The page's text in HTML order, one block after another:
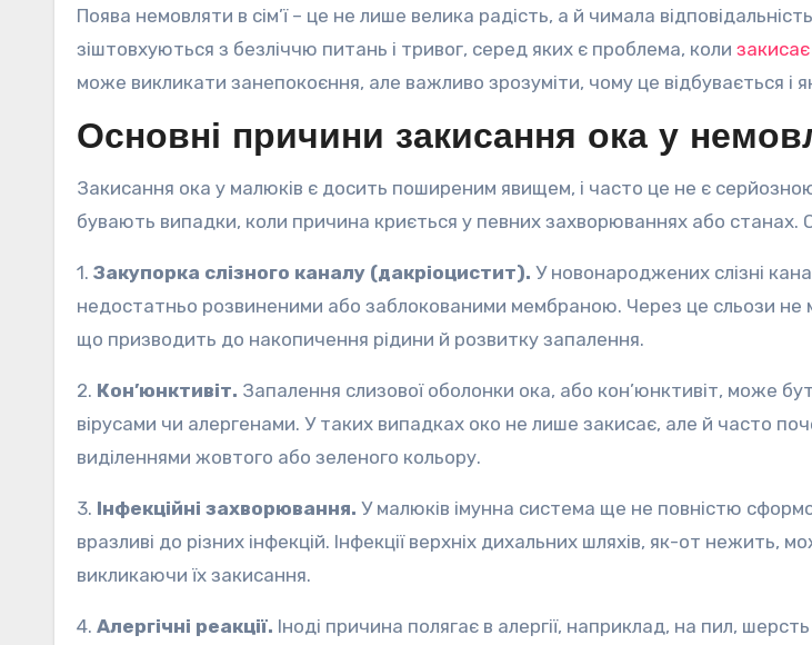
Поява немовляти в сім’ї – це не лише велика радість, а й чимала відповідальність. Молоді батьки
зіштовхуються з безліччю питань і тривог, серед яких є проблема, коли
може викликати занепокоєння, але важливо зрозуміти, чому це відбувається і
Основні причини закисання ока у
Закисання ока у малюків є досить поширеним явищем, і часто це не є
бувають випадки, коли причина криється у певних захворюваннях або станах.
1. Закупорка слізного каналу (дакріоцистит). У новонароджених слізні
недостатньо розвиненими або заблокованими мембраною. Через це сльози не
що призводить до накопичення рідини й розвитку запалення.
2. Кон’юнктивіт. Запалення слизової оболонки ока, або кон’юнктивіт, може
вірусами чи алергенами. У таких випадках око не лише закисає, але й часто
виділеннями жовтого або зеленого кольору.
3. Інфекційні захворювання. У малюків імунна система ще не повністю
вразливі до різних інфекцій. Інфекції верхніх дихальних шляхів, як-от нежить,
викликаючи їх закисання.
4. Алергічні реакції. Іноді причина полягає в алергії, наприклад, на пил,